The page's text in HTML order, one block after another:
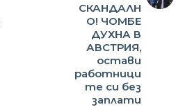
СКАНДАЛН
О! ЧОМБЕ
ДУХНА В
АВСТРИЯ,
остави
работници
те си без
заплати